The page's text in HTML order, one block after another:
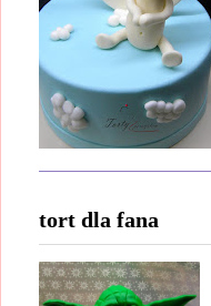
tort dla fana